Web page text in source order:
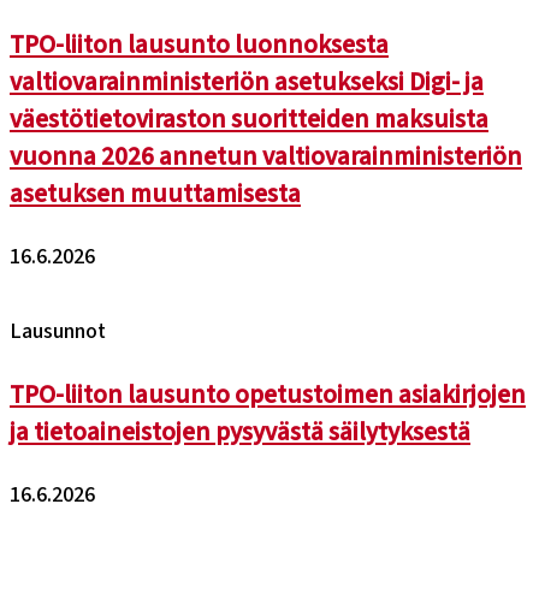
TPO-liiton lausunto luonnoksesta
valtiovarainministeriön asetukseksi Digi- ja
väestötietoviraston suoritteiden maksuista
vuonna 2026 annetun valtiovarainministeriön
asetuksen muuttamisesta
16.6.2026
Lausunnot
TPO-liiton lausunto opetustoimen asiakirjojen
ja tietoaineistojen pysyvästä säilytyksestä
16.6.2026